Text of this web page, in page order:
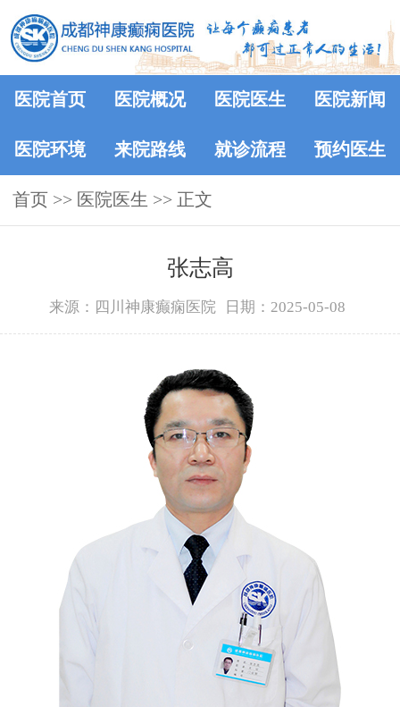
医院首页 医院概况 医院医生 医院新闻
医院环境 来院路线 就诊流程 预约医生
首页 >> 医院医生 >> 正文
张志高
来源：四川神康癫痫医院 日期：2025-05-08